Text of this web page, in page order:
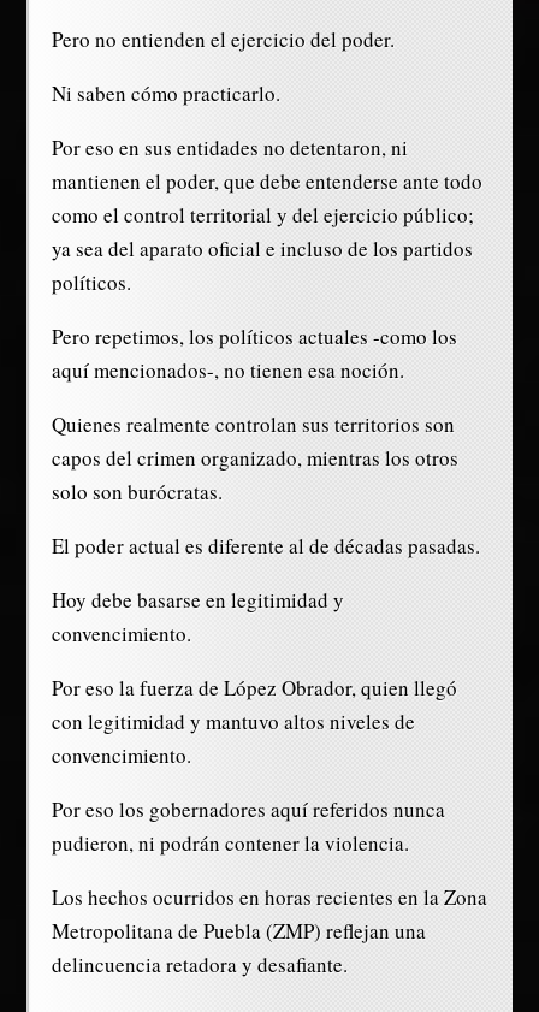
Pero no entienden el ejercicio del poder.
Ni saben cómo practicarlo.
Por eso en sus entidades no detentaron, ni
mantienen el poder, que debe entenderse ante todo
como el control territorial y del ejercicio público;
ya sea del aparato oficial e incluso de los partidos
políticos.
Pero repetimos, los políticos actuales -como los
aquí mencionados-, no tienen esa noción.
Quienes realmente controlan sus territorios son
capos del crimen organizado, mientras los otros
solo son burócratas.
El poder actual es diferente al de décadas pasadas.
Hoy debe basarse en legitimidad y
convencimiento.
Por eso la fuerza de López Obrador, quien llegó
con legitimidad y mantuvo altos niveles de
convencimiento.
Por eso los gobernadores aquí referidos nunca
pudieron, ni podrán contener la violencia.
Los hechos ocurridos en horas recientes en la Zona
Metropolitana de Puebla (ZMP) reflejan una
delincuencia retadora y desafiante.